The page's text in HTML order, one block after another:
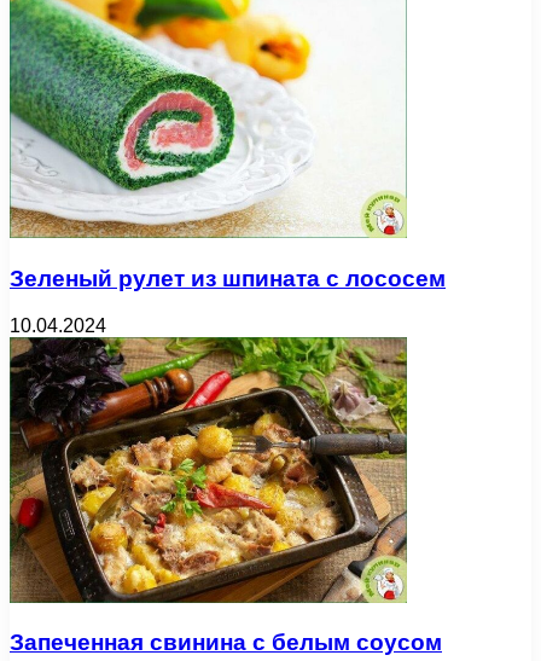
Зеленый рулет из шпината с лососем
10.04.2024
Запеченная свинина с белым соусом